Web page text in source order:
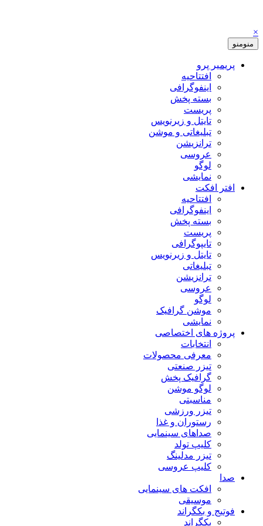
×
منومنو
پریمیر پرو
افتتاحیه
اینفوگرافی
بسته پخش
پریست
تایتل و زیرنویس
تبلیغاتی و موشن
ترانزیشن
عروسی
لوگو
نمایشی
افتر افکت
افتتاحیه
اینفوگرافی
بسته پخش
پریست
تایپوگرافی
تایتل و زیرنویس
تبلیغاتی
ترانزیشن
عروسی
لوگو
موشن گرافیک
نمایشی
پروژه های اختصاصی
انتخابات
معرفی محصولات
تیزر صنعتی
گرافیک پخش
لوگو موشن
مناسبتی
تیزر ورزشی
رستوران و غذا
صداهای سینمایی
کلیپ تولد
تیزر مدلینگ
کلیپ عروسی
صدا
افکت های سینمایی
موسیقی
فوتیج و بکگراند
بکگراند